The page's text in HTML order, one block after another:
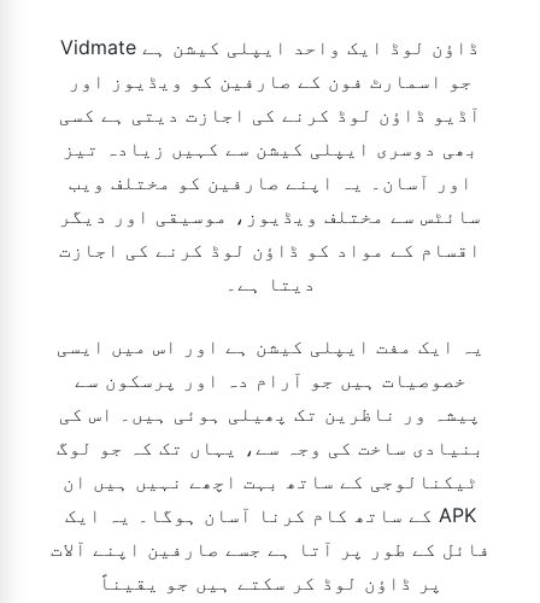
Vidmate ڈاؤن لوڈ ایک واحد ایپلی کیشن ہے
جو اسمارٹ فون کے صارفین کو ویڈیوز اور
آڈیو ڈاؤن لوڈ کرنے کی اجازت دیتی ہے کسی
بھی دوسری ایپلی کیشن سے کہیں زیادہ تیز
اور آسان۔ یہ اپنے صارفین کو مختلف ویب
سائٹس سے مختلف ویڈیوز، موسیقی اور دیگر
اقسام کے مواد کو ڈاؤن لوڈ کرنے کی اجازت
دیتا ہے۔
یہ ایک مفت ایپلی کیشن ہے اور اس میں ایسی
خصوصیات ہیں جو آرام دہ اور پرسکون سے
پیشہ ور ناظرین تک پھیلی ہوئی ہیں۔ اس کی
بنیادی ساخت کی وجہ سے، یہاں تک کہ جو لوگ
ٹیکنالوجی کے ساتھ بہت اچھے نہیں ہیں ان
کے ساتھ کام کرنا آسان ہوگا۔ یہ ایک APK
فائل کے طور پر آتا ہے جسے صارفین اپنے آلات
پر ڈاؤن لوڈ کر سکتے ہیں جو یقیناً